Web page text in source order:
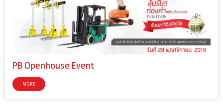
PB Openhouse Event
MORE